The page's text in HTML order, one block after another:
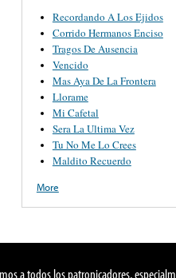
Recordando A Los Ejidos
Corrido Hermanos Enciso
Tragos De Ausencia
Vencido
Mas Aya De La Frontera
Llorame
Mi Cafetal
Sera La Ultima Vez
Tu No Me Lo Crees
Maldito Recuerdo
More
a todos los patronicadores,